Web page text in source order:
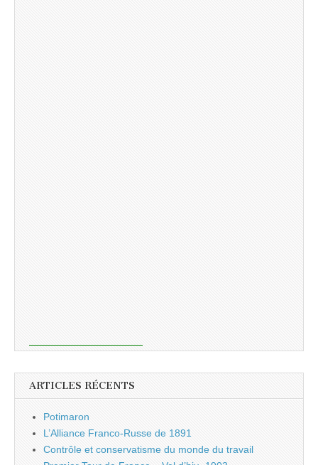
ARTICLES RÉCENTS
Potimaron
L’Alliance Franco-Russe de 1891
Contrôle et conservatisme du monde du travail